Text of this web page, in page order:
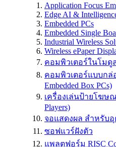
Application Focus
Edge AI &
Embedded PCs
Embedded Single
Industrial Wireless
Wireless ePaper
คอมพิวเตอร์ในโมดู
คอมพิวเตอร์แบบกล่อ
Embedded Box PCs)
เครื่องเล่นป้ายโฆษณ
Players)
จอแสดงผล สำหรับ
ซอฟแวร์ฝังตัว
แพลตฟอร์ม RISC